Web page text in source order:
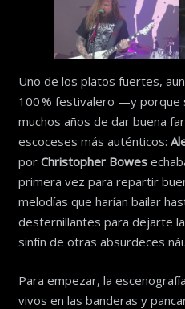
Uno de los platos fuertes,
100 % festivalero —y porque
muchos años de dar buena
escoceses más auténticos:
por Christopher Bowes
primera vez para repartir
melodías que harían bailar
desternillantes para dejarte
sinfín de otras absurdeces
Para empezar, la
vivos en las banderas y